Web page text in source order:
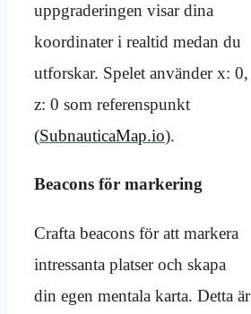
uppgraderingen visar dina
koordinater i realtid medan du
utforskar. Spelet använder x: 0,
z: 0 som referenspunkt
(SubnauticaMap.io).
Beacons för markering
Crafta beacons för att markera
intressanta platser och skapa
din egen mentala karta. Detta är